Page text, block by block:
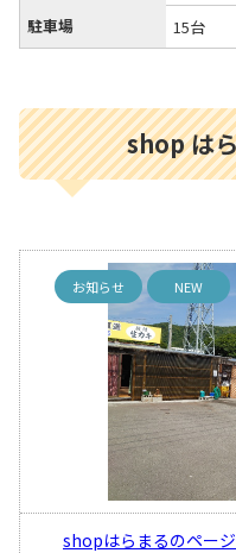
駐車場
15台
shop は
お知らせ NEW
shopはらまるのペー